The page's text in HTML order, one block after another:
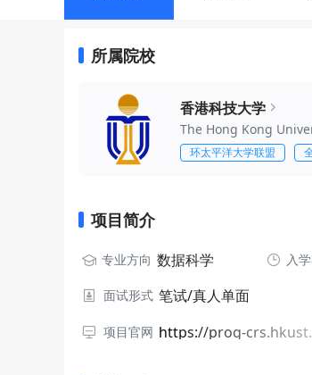
所属院校
香港科技大学
The Hong Kong
环太平洋大学联盟
项目简介
专业方向 数据科学 入
面试形式 笔试/真人单面
项目官网